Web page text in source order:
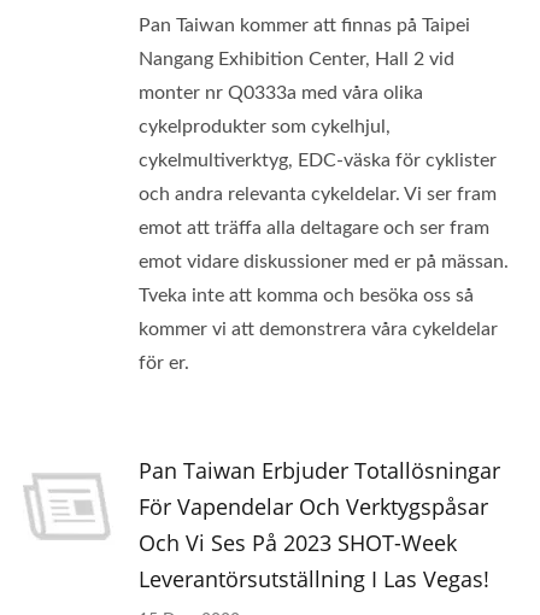
Pan Taiwan kommer att finnas på Taipei
Nangang Exhibition Center, Hall 2 vid
monter nr Q0333a med våra olika
cykelprodukter som cykelhjul,
cykelmultiverktyg, EDC-väska för cyklister
och andra relevanta cykeldelar. Vi ser fram
emot att träffa alla deltagare och ser fram
emot vidare diskussioner med er på mässan.
Tveka inte att komma och besöka oss så
kommer vi att demonstrera våra cykeldelar
för er.
Pan Taiwan Erbjuder Totallösningar
För Vapendelar Och Verktygspåsar
Och Vi Ses På 2023 SHOT-Week
Leverantörsutställning I Las Vegas!